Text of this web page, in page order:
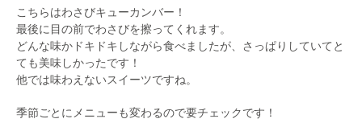
こちらはわさびキューカンバー！
最後に目の前でわさびを擦ってくれます。
どんな味かドキドキしながら食べましたが、さっぱりしていてと
ても美味しかったです！
他では味わえないスイーツですね。
季節ごとにメニューも変わるので要チェックです！